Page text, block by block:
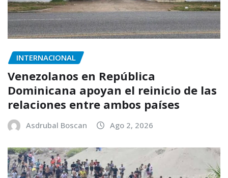
INTERNACIONAL
Venezolanos en República
Dominicana apoyan el reinicio de las
relaciones entre ambos países
Asdrubal Boscan Ago 2, 2026